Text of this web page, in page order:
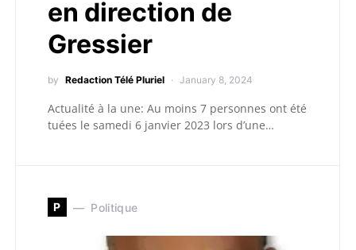
en direction de
Gressier
by Redaction Télé Pluriel January 8, 2024
Actualité à la une: Au moins 7 personnes ont été
tuées le samedi 6 janvier 2023 lors d’une…
P Politique